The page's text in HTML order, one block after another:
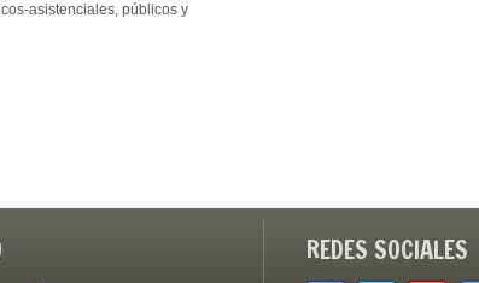
asistenciales, públicos y
REDES SOCIALES